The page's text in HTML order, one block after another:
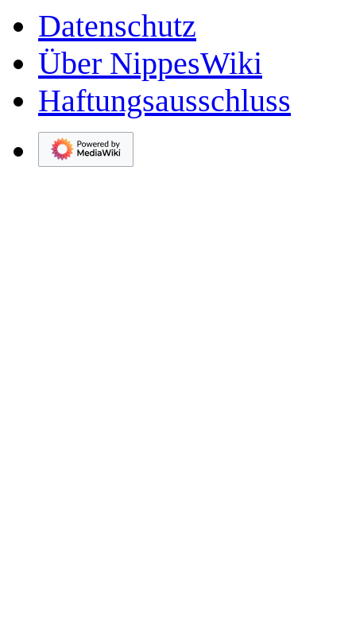
Datenschutz
Über NippesWiki
Haftungsausschluss